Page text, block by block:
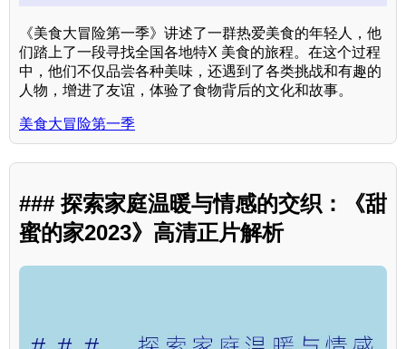
《美食大冒险第一季》讲述了一群热爱美食的年轻人，他
们踏上了一段寻找全国各地特X 美食的旅程。在这个过程
中，他们不仅品尝各种美味，还遇到了各类挑战和有趣的
人物，增进了友谊，体验了食物背后的文化和故事。
美食大冒险第一季
### 探索家庭温暖与情感的交织：《甜
蜜的家2023》高清正片解析